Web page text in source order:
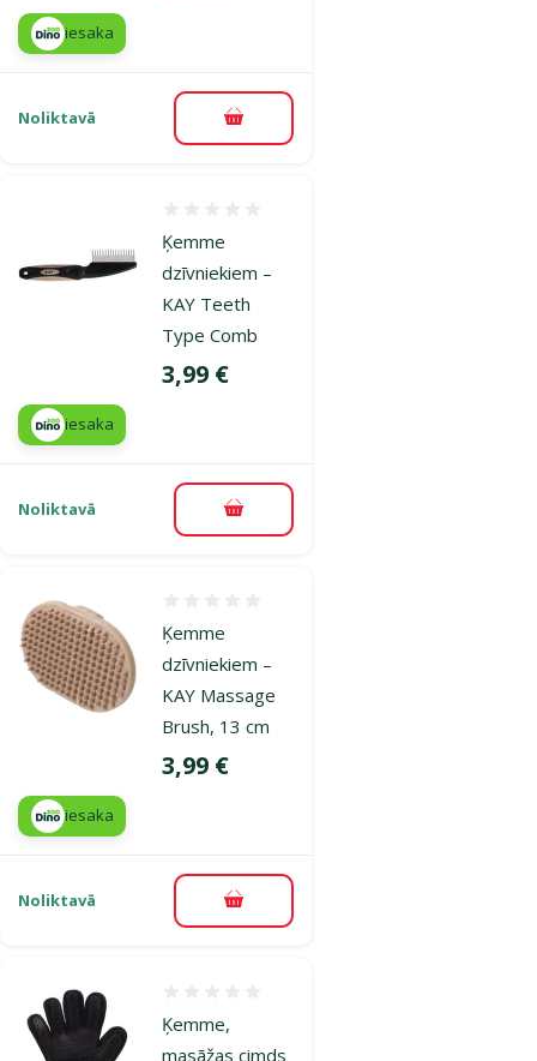
iesaka
Noliktavā Pievienot grozam
Ķemme
dzīvniekiem –
KAY Teeth
Type Comb
Cena
3,99 €
iesaka
Noliktavā Pievienot grozam
Ķemme
dzīvniekiem –
KAY Massage
Brush, 13 cm
Cena
3,99 €
iesaka
Noliktavā Pievienot grozam
Ķemme,
masāžas cimds